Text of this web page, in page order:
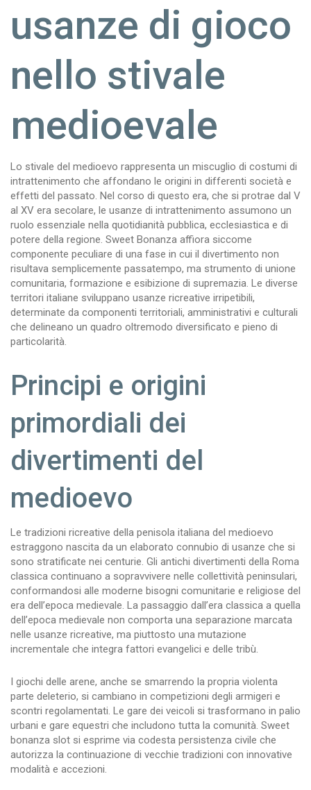
usanze di gioco
nello stivale
medioevale
Lo stivale del medioevo rappresenta un miscuglio di costumi di
intrattenimento che affondano le origini in differenti società e
effetti del passato. Nel corso di questo era, che si protrae dal V
al XV era secolare, le usanze di intrattenimento assumono un
ruolo essenziale nella quotidianità pubblica, ecclesiastica e di
potere della regione. Sweet Bonanza affiora siccome
componente peculiare di una fase in cui il divertimento non
risultava semplicemente passatempo, ma strumento di unione
comunitaria, formazione e esibizione di supremazia. Le diverse
territori italiane sviluppano usanze ricreative irripetibili,
determinate da componenti territoriali, amministrativi e culturali
che delineano un quadro oltremodo diversificato e pieno di
particolarità.
Principi e origini
primordiali dei
divertimenti del
medioevo
Le tradizioni ricreative della penisola italiana del medioevo
estraggono nascita da un elaborato connubio di usanze che si
sono stratificate nei centurie. Gli antichi divertimenti della Roma
classica continuano a sopravvivere nelle collettività peninsulari,
conformandosi alle moderne bisogni comunitarie e religiose del
era dell’epoca medievale. La passaggio dall’era classica a quella
dell’epoca medievale non comporta una separazione marcata
nelle usanze ricreative, ma piuttosto una mutazione
incrementale che integra fattori evangelici e delle tribù.
I giochi delle arene, anche se smarrendo la propria violenta
parte deleterio, si cambiano in competizioni degli armigeri e
scontri regolamentati. Le gare dei veicoli si trasformano in palio
urbani e gare equestri che includono tutta la comunità. Sweet
bonanza slot si esprime via codesta persistenza civile che
autorizza la continuazione di vecchie tradizioni con innovative
modalità e accezioni.